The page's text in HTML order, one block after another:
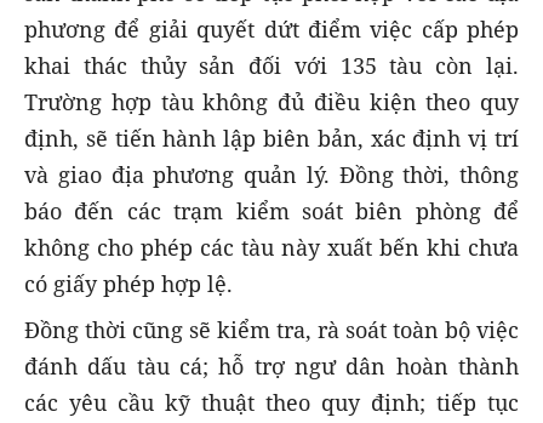
phương để giải quyết dứt điểm việc cấp phép
khai thác thủy sản đối với 135 tàu còn lại.
Trường hợp tàu không đủ điều kiện theo quy
định, sẽ tiến hành lập biên bản, xác định vị trí
và giao địa phương quản lý. Đồng thời, thông
báo đến các trạm kiểm soát biên phòng để
không cho phép các tàu này xuất bến khi chưa
có giấy phép hợp lệ.
Đồng thời cũng sẽ kiểm tra, rà soát toàn bộ việc
đánh dấu tàu cá; hỗ trợ ngư dân hoàn thành
các yêu cầu kỹ thuật theo quy định; tiếp tục